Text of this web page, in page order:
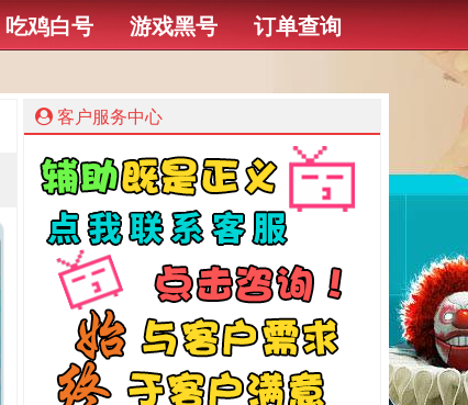
吃鸡白号 游戏黑号 订单查询
客户服务中心